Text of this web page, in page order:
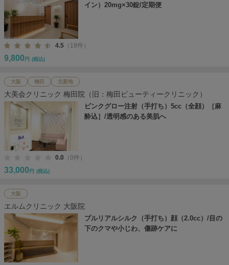
イン）20mg×30錠/定期便
4.5 （19件）
9,800 円 (税込)
大阪 梅田 北新地
大美会クリニック 梅田院（旧：梅田ビューティークリニック）
ピンクグロー注射（手打ち）5cc（全顔）［麻
酔込］/透明感のある美肌へ
0.0 （0件）
33,000 円 (税込)
大阪
エルムクリニック 大阪院
プルリアルシルク（手打ち）顔（2.0cc）/目の
下のクマや小じわ、傷跡ケアに